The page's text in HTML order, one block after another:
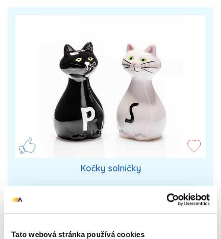
Tato webová stránka používá cookies
Kočky solničky
Kočky solničky. V žádné kuchyni by neměli chybět
tyto roztomilé kočičky, s kterými si můžete okořenit
své jídlo. Černá kočka je…